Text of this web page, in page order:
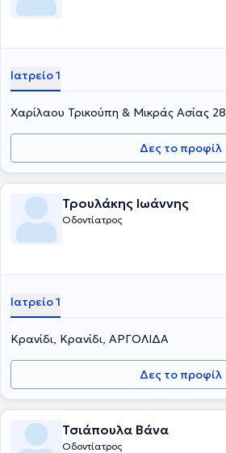
Ιατρείο 1
Χαρίλαου Τρικούπη & Μικράς Ασίας
Δες το προφίλ
Τρουλάκης Ιωάννης
Οδοντίατρος
Ιατρείο 1
Κρανίδι, Κρανίδι, ΑΡΓΟΛΙΔΑ
Δες το προφίλ
Τσιάπουλα Βάνα
Οδοντίατρος